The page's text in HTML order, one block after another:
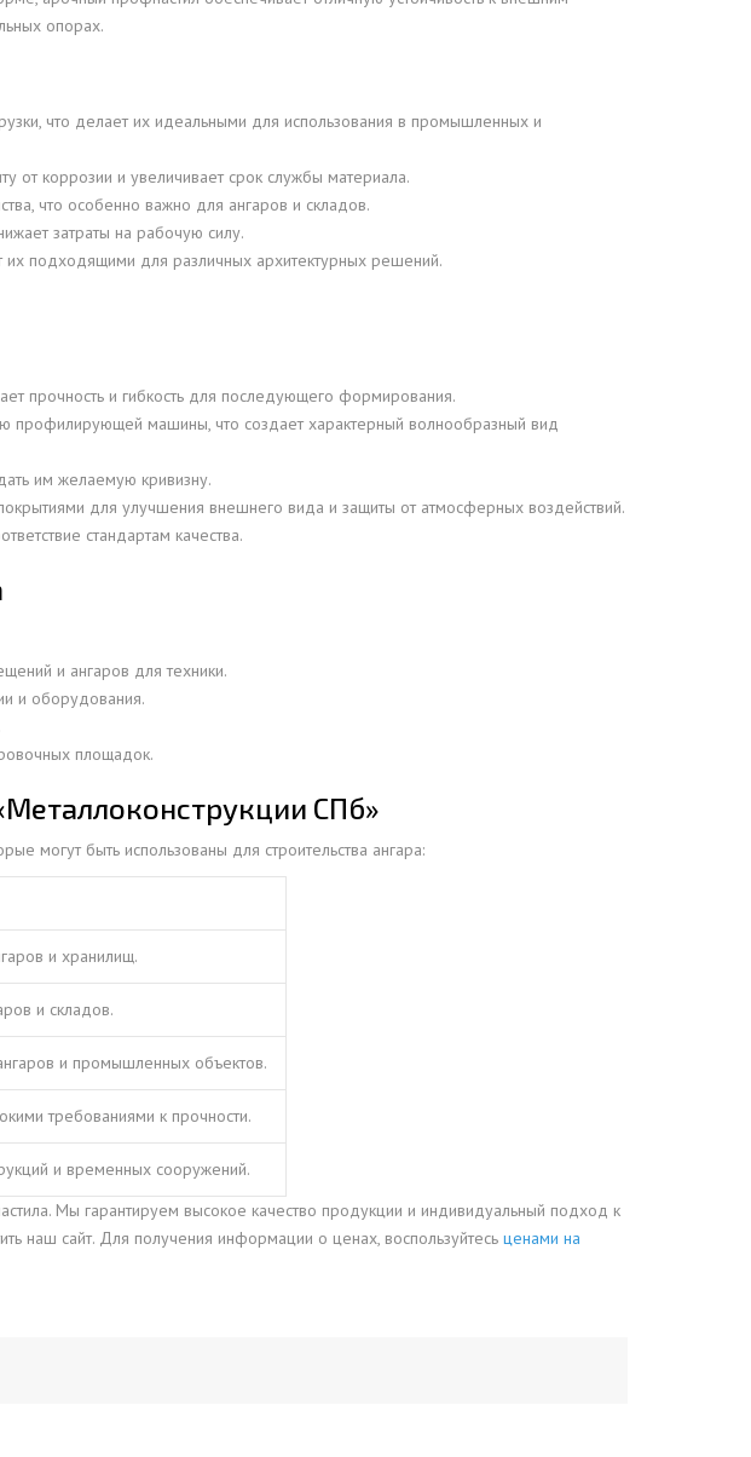
опорах.
что делает их идеальными для использования в промышленных и
от коррозии и увеличивает срок службы материала.
что особенно важно для ангаров и складов.
затраты на рабочую силу.
подходящими для различных архитектурных решений.
прочность и гибкость для последующего формирования.
профилирующей машины, что создает характерный волнообразный вид
им желаемую кривизну.
для улучшения внешнего вида и защиты от атмосферных воздействий.
стандартам качества.
и ангаров для техники.
и оборудования.
площадок.
СПб»
могут быть использованы для строительства ангара:
и хранилищ.
и складов.
и промышленных объектов.
требованиями к прочности.
и временных сооружений.
Мы гарантируем высокое качество продукции и индивидуальный подход к
наш сайт. Для получения информации о ценах, воспользуйтесь ценами на